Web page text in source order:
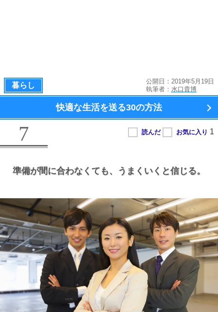
暮らし
公開日：2019年5月19日
執筆者： 水口貴博
快適な生活を送る30の方法
7
準備が間に合わなくても、 うまくいくと信じる。